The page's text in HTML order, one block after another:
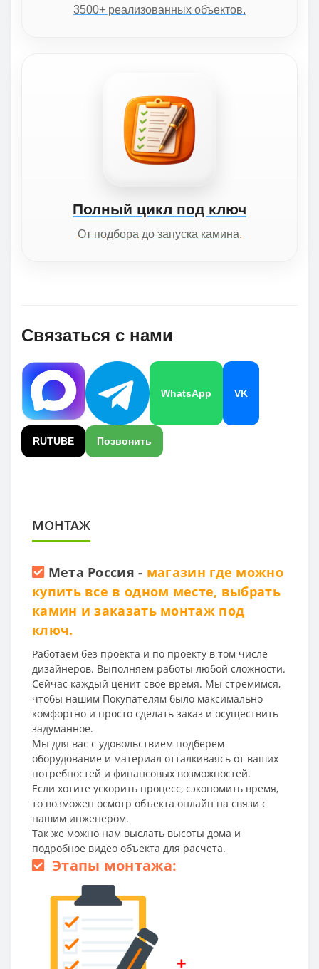
3500+ реализованных объектов.
Полный цикл под ключ
От подбора до запуска камина.
Связаться с нами
WhatsApp VK
RUTUBE Позвонить
МОНТАЖ
Мета Россия - магазин где можно
купить все в одном месте, выбрать
камин и заказать монтаж под
ключ.
Работаем без проекта и по проекту в том числе
дизайнеров. Выполняем работы любой сложности.
Сейчас каждый ценит свое время. Мы стремимся,
чтобы нашим Покупателям было максимально
комфортно и просто сделать заказ и осуществить
задуманное.
Мы для вас с удовольствием подберем
оборудование и материал отталкиваясь от ваших
потребностей и финансовых возможностей.
Если хотите ускорить процесс, сэкономить время,
то возможен осмотр объекта онлайн на связи с
нашим инженером.
Так же можно нам выслать высоты дома и
подробное видео объекта для расчета.
Этапы монтажа:
+